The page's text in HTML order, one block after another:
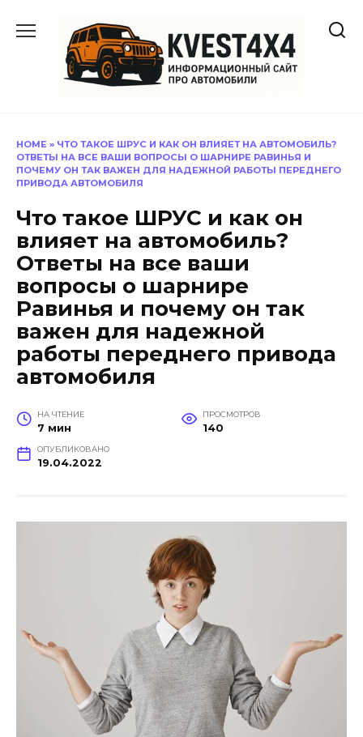
содержанию
HOME » ЧТО ТАКОЕ ШРУС И КАК ОН ВЛИЯЕТ НА АВТОМОБИЛЬ?
ОТВЕТЫ НА ВСЕ ВАШИ ВОПРОСЫ О ШАРНИРЕ РАВИНЬЯ И
ПОЧЕМУ ОН ТАК ВАЖЕН ДЛЯ НАДЕЖНОЙ РАБОТЫ ПЕРЕДНЕГО
ПРИВОДА АВТОМОБИЛЯ
Что такое ШРУС и как он
влияет на автомобиль?
Ответы на все ваши
вопросы о шарнире
Равинья и почему он так
важен для надежной
работы переднего привода
автомобиля
НА ЧТЕНИЕ
7 мин
ПРОСМОТРОВ
140
ОПУБЛИКОВАНО
19.04.2022